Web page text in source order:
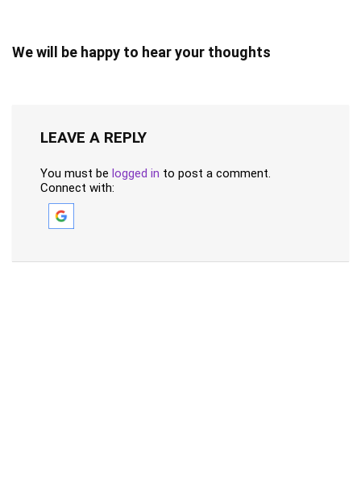
We will be happy to hear your thoughts
LEAVE A REPLY
You must be logged in to post a comment.
Connect with: